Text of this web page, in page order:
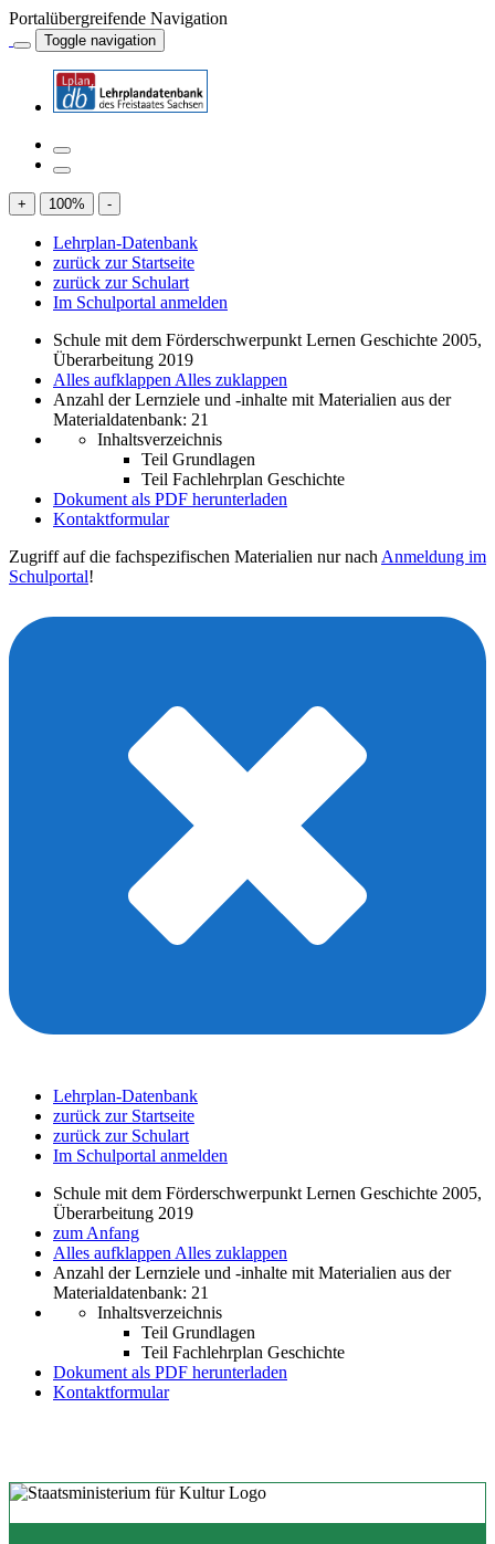
Portalübergreifende Navigation
Toggle navigation
+ 100% -
Lehrplan-Datenbank
zurück zur Startseite
zurück zur Schulart
Im Schulportal anmelden
Schule mit dem Förderschwerpunkt Lernen Geschichte 2005,
Überarbeitung 2019
Alles aufklappen Alles zuklappen
Anzahl der Lernziele und -inhalte mit Materialien aus der
Materialdatenbank: 21
Inhaltsverzeichnis
Teil Grundlagen
Teil Fachlehrplan Geschichte
Dokument als PDF herunterladen
Kontaktformular
Zugriff auf die fachspezifischen Materialien nur nach Anmeldung im
Schulportal!
Lehrplan-Datenbank
zurück zur Startseite
zurück zur Schulart
Im Schulportal anmelden
Schule mit dem Förderschwerpunkt Lernen Geschichte 2005,
Überarbeitung 2019
zum Anfang
Alles aufklappen Alles zuklappen
Anzahl der Lernziele und -inhalte mit Materialien aus der
Materialdatenbank: 21
Inhaltsverzeichnis
Teil Grundlagen
Teil Fachlehrplan Geschichte
Dokument als PDF herunterladen
Kontaktformular